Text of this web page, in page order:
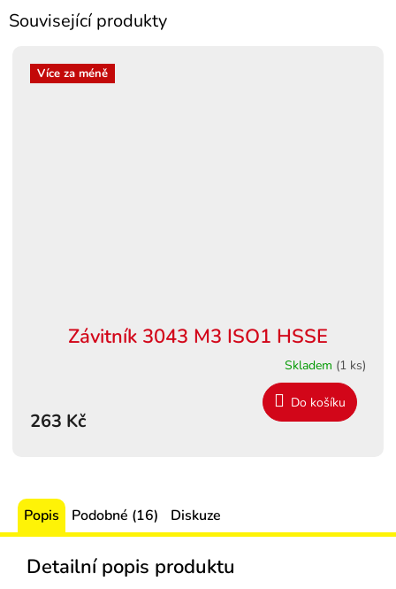
Související produkty
Více za méně
Závitník 3043 M3 ISO1 HSSE
Skladem (1 ks)
263 Kč
Do košíku
Popis Podobné (16) Diskuze
Detailní popis produktu